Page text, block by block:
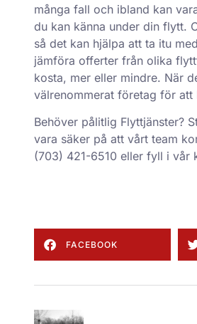
många fall och ibland kan
du kan känna under din flytt.
så det kan hjälpa att ta itu
jämföra offerter från olika
kosta, mer eller mindre. När
välrenommerat företag för att
Behöver pålitlig Flyttjänster?
vara säker på att vårt team
(703) 421-6510 eller fyll i vår
FACEBOOK